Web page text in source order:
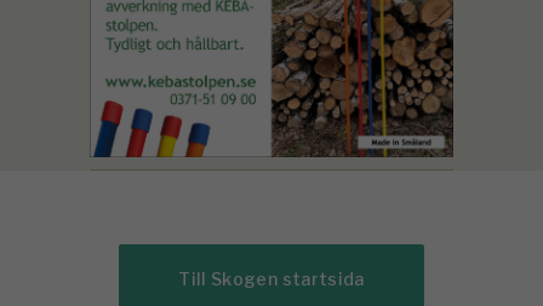
Till Skogen startsida